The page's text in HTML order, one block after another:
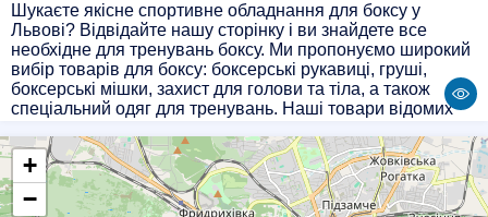
Шукаєте якісне спортивне обладнання для боксу у
Львові? Відвідайте нашу сторінку і ви знайдете все
необхідне для тренувань боксу. Ми пропонуємо широкий
вибір товарів для боксу: боксерські рукавиці, груші,
боксерські мішки, захист для голови та тіла, а також
спеціальний одяг для тренувань. Наші товари відомих
тренувань. Замовляйте якісне обладнання для боксу вже
сьогодні і піднімайте свої спортивні досягнення на новий
рівень!
+
−